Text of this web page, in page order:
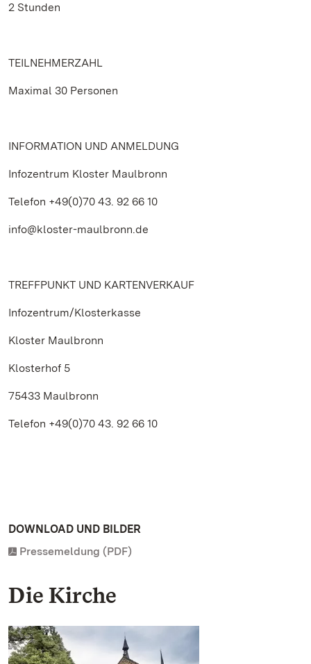
2 Stunden
TEILNEHMERZAHL
Maximal 30 Personen
INFORMATION UND ANMELDUNG
Infozentrum Kloster Maulbronn
Telefon +49(0)70 43. 92 66 10
info@kloster-maulbronn.de
TREFFPUNKT UND KARTENVERKAUF
Infozentrum/Klosterkasse
Kloster Maulbronn
Klosterhof 5
75433 Maulbronn
Telefon +49(0)70 43. 92 66 10
DOWNLOAD UND BILDER
Pressemeldung (PDF)
Die Kirche